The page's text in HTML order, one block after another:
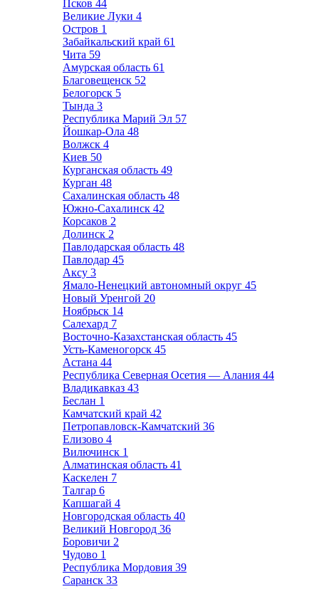
Псков 44
Великие Луки 4
Остров 1
Забайкальский край 61
Чита 59
Амурская область 61
Благовещенск 52
Белогорск 5
Тында 3
Республика Марий Эл 57
Йошкар-Ола 48
Волжск 4
Киев 50
Курганская область 49
Курган 48
Сахалинская область 48
Южно-Сахалинск 42
Корсаков 2
Долинск 2
Павлодарская область 48
Павлодар 45
Аксу 3
Ямало-Ненецкий автономный округ 45
Новый Уренгой 20
Ноябрьск 14
Салехард 7
Восточно-Казахстанская область 45
Усть-Каменогорск 45
Астана 44
Республика Северная Осетия — Алания 44
Владикавказ 43
Беслан 1
Камчатский край 42
Петропавловск-Камчатский 36
Елизово 4
Вилючинск 1
Алматинская область 41
Каскелен 7
Талгар 6
Капшагай 4
Новгородская область 40
Великий Новгород 36
Боровичи 2
Чудово 1
Республика Мордовия 39
Саранск 33